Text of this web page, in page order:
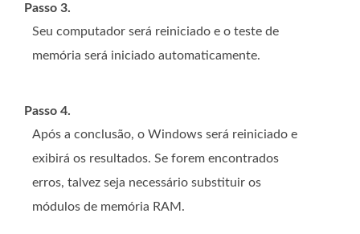
Passo 3.
Seu computador será reiniciado e o teste de
memória será iniciado automaticamente.
Passo 4.
Após a conclusão, o Windows será reiniciado e
exibirá os resultados. Se forem encontrados
erros, talvez seja necessário substituir os
módulos de memória RAM.